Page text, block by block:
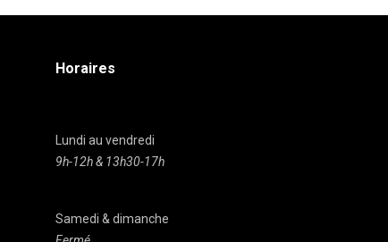
Horaires
Lundi au vendredi
9h-12h & 13h30-17h
Samedi & dimanche